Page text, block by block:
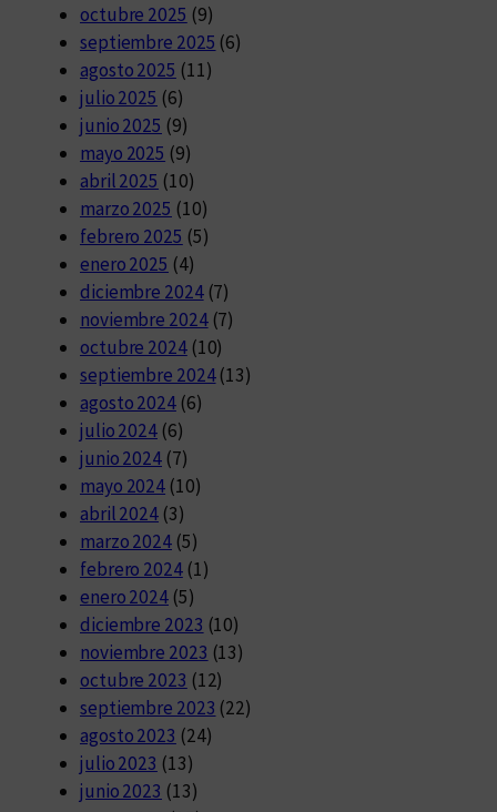
octubre 2025 (9)
septiembre 2025 (6)
agosto 2025 (11)
julio 2025 (6)
junio 2025 (9)
mayo 2025 (9)
abril 2025 (10)
marzo 2025 (10)
febrero 2025 (5)
enero 2025 (4)
diciembre 2024(7)
noviembre 2024(7)
octubre 2024(10)
septiembre 2024(13)
agosto 2024(6)
julio 2024 (6)
junio 2024 (7)
mayo 2024 (10)
abril 2024 (3)
marzo 2024 (5)
febrero 2024(1)
enero 2024 (5)
diciembre 2023 (10)
noviembre 2023 (13)
octubre 2023 (12)
septiembre 2023 (22)
agosto 2023 (24)
julio 2023 (13)
junio 2023 (13)